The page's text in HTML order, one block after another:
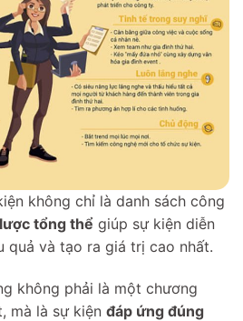
không chỉ là danh sách công
tổng thể giúp sự kiện diễn
quả và tạo ra giá trị cao nhất.
không phải là một chương
mà là sự kiện đáp ứng đúng